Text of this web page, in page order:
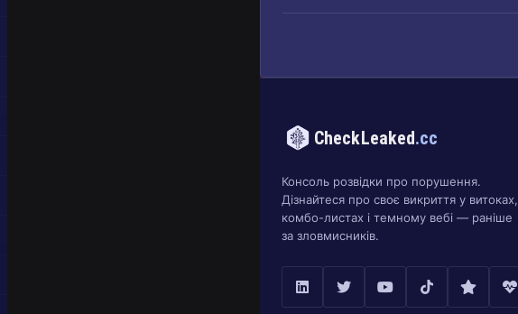
CheckLeaked.cc
Консоль розвідки про порушення.
Дізнайтеся про своє викриття у витоках,
комбо-листах і темному вебі — раніше
за зловмисників.